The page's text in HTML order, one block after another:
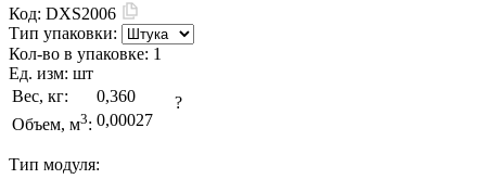
Код: DXS2006
Тип упаковки:
Кол-во в упаковке: 1
Ед. изм: шт
Вес, кг:
0,360
Объем, м3: 0,00027
?
Тип модуля: